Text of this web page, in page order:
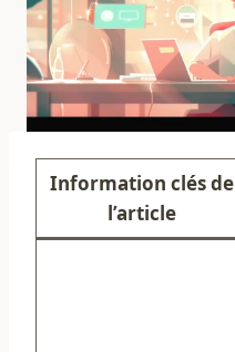
Information clés de
l’article